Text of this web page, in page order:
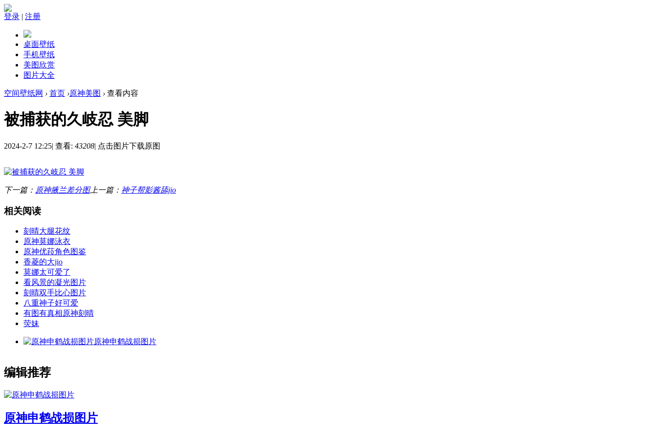
登录 | 注册
桌面壁纸
手机壁纸
美图欣赏
图片大全
空间壁纸网 › 首页 ›原神美图 › 查看内容
被捕获的久岐忍 美脚
2024-2-7 12:25| 查看: 43208| 点击图片下载原图
下一篇： 原神腋兰差分图上一篇： 神子帮影酱舔jio
相关阅读
刻晴大腿花纹
原神莫娜泳衣
原神优菈角色图鉴
香菱的大jio
莫娜太可爱了
看风景的凝光图片
刻晴双手比心图片
八重神子好可爱
有图有真相原神刻晴
荧妹
原神申鹤战损图片
编辑推荐
原神申鹤战损图片